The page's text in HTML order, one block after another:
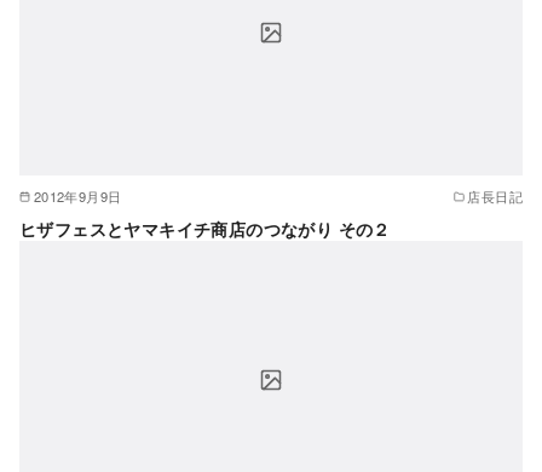
2012年9月9日 店長日記
ヒザフェスとヤマキイチ商店のつながり その２